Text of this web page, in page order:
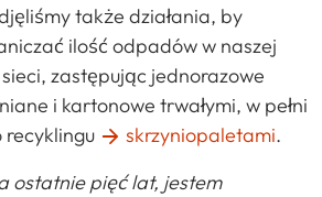
także działania, by
ilość odpadów w naszej
zastępując jednorazowe
i kartonowe trwałymi, w pełni
skrzyniopaletami.
ostatnie pięć lat, jestem